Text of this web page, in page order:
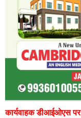
कार्यवाहक डीआईओएस